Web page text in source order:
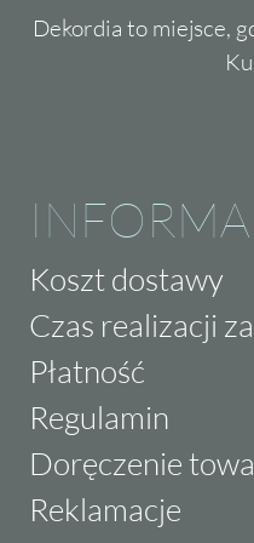
Kamień
jako element
ogrodzie.
Montaż płytek
łatwość w
praktyczne.
Kamień
wnętrza
Wybierając
Dekordia to miejsce,
Koszt dostawy
Czas realizacji
Płatność
Regulamin
Doręczenie
Reklamacje